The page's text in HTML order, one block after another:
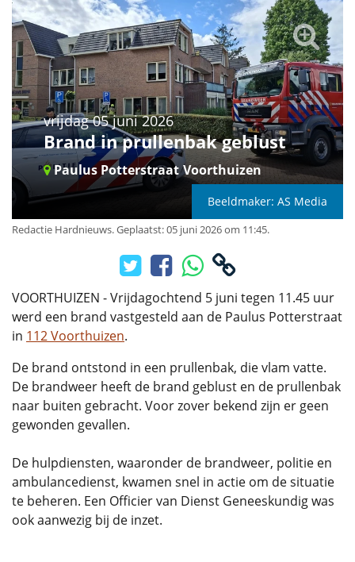
vrijdag 05 juni 2026
Brand in prullenbak geblust
Paulus Potterstraat Voorthuizen
Beeldmaker: AS Media
Redactie Hardnieuws.Geplaatst: 05 juni 2026 om 11:45.
VOORTHUIZEN - Vrijdagochtend 5 juni tegen 11.45 uur
werd een brand vastgesteld aan de Paulus Potterstraat
in 112 Voorthuizen.
De brand ontstond in een prullenbak, die vlam vatte.
De brandweer heeft de brand geblust en de prullenbak
naar buiten gebracht. Voor zover bekend zijn er geen
gewonden gevallen.
De hulpdiensten, waaronder de brandweer, politie en
ambulancedienst, kwamen snel in actie om de situatie
te beheren. Een Officier van Dienst Geneeskundig was
ook aanwezig bij de inzet.